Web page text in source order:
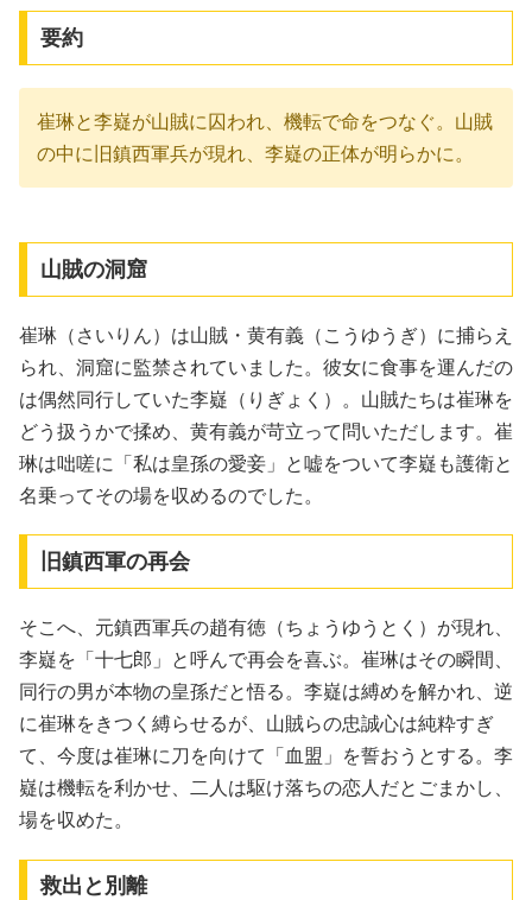
要約
崔琳と李嶷が山賊に囚われ、機転で命をつなぐ。山賊
の中に旧鎮西軍兵が現れ、李嶷の正体が明らかに。
山賊の洞窟
崔琳（さいりん）は山賊・黄有義（こうゆうぎ）に捕らえ
られ、洞窟に監禁されていました。彼女に食事を運んだの
は偶然同行していた李嶷（りぎょく）。山賊たちは崔琳を
どう扱うかで揉め、黄有義が苛立って問いただします。崔
琳は咄嗟に「私は皇孫の愛妾」と嘘をついて李嶷も護衛と
名乗ってその場を収めるのでした。
旧鎮西軍の再会
そこへ、元鎮西軍兵の趙有徳（ちょうゆうとく）が現れ、
李嶷を「十七郎」と呼んで再会を喜ぶ。崔琳はその瞬間、
同行の男が本物の皇孫だと悟る。李嶷は縛めを解かれ、逆
に崔琳をきつく縛らせるが、山賊らの忠誠心は純粋すぎ
て、今度は崔琳に刀を向けて「血盟」を誓おうとする。李
嶷は機転を利かせ、二人は駆け落ちの恋人だとごまかし、
場を収めた。
救出と別離